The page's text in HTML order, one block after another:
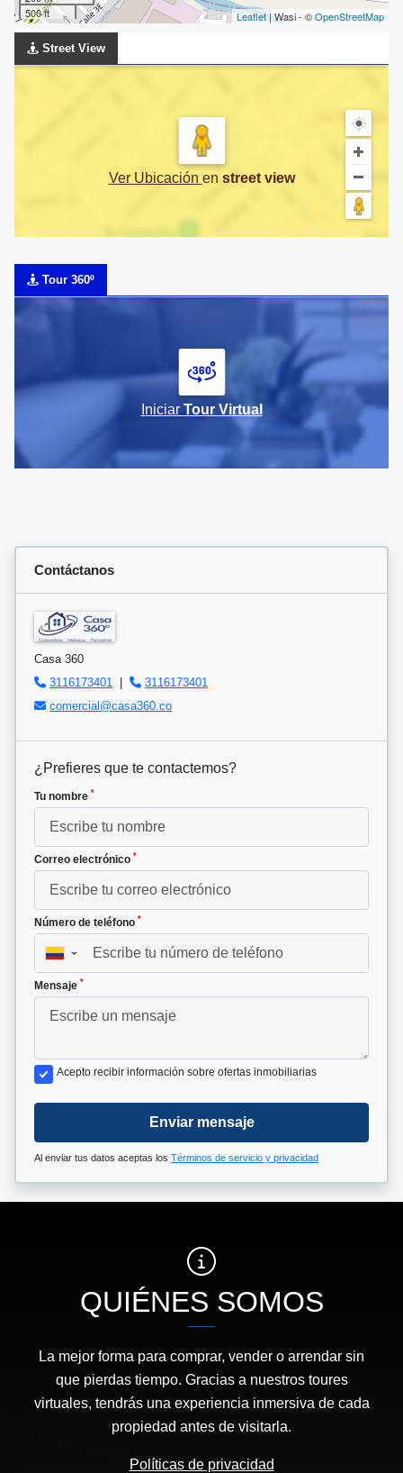
500 ft
Leaflet | Wasi - ©OpenStreetMap
Street View
Ver Ubicación en street view
Tour 360º
Iniciar Tour Virtual
Contáctanos
Casa 360
3116173401
|
3116173401
comercial@casa360.co
¿Prefieres que te contactemos?
Tu nombre *
Correo electrónico *
Número de teléfono *
▼
Mensaje *
Acepto recibir información sobre ofertas inmobiliarias
Enviar mensaje
Al enviar tus datos aceptas los Términos de servicio y privacidad
QUIÉNES SOMOS
La mejor forma para comprar, vender o arrendar sin
que pierdas tiempo. Gracias a nuestros toures
virtuales, tendrás una experiencia inmersiva de cada
propiedad antes de visitarla.
Políticas de privacidad